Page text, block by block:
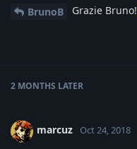
BrunoB Grazie Bruno!
2 MONTHS LATER
marcuz Oct 24, 2018